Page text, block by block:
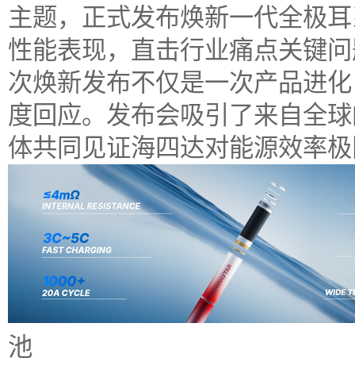
主题，正式发布焕新一代全极
性能表现，直击行业痛点关键
次焕新发布不仅是一次产品进
度回应。发布会吸引了来自全
体共同见证海四达对能源效率
池